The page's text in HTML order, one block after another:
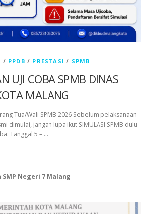
/ PPDB / PRESTASI / SPMB
UJI COBA SPMB DINAS
MALANG
Tua/Wali SPMB 2026 Sebelum pelaksanaan
dimulai, jangan lupa ikut SIMULASI SPMB dulu
Tanggal 5 – …
Negeri 7 Malang